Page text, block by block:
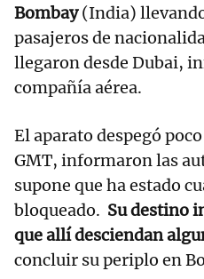
Bombay(India)
pasajeros de
llegaron desde Dubai,
compañía aérea.
El aparato despegó
GMT, informaron las
supone que ha estado
bloqueado. Su destino
que allí desciendan
concluir su periplo en